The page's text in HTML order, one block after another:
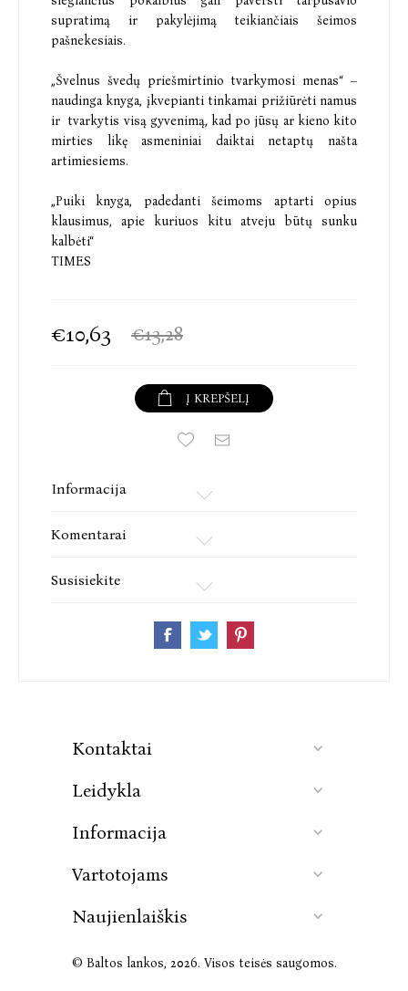
supratimą ir pakylėjimą teikiančiais šeimos
pašnekesiais.
„Švelnus švedų priešmirtinio tvarkymosi menas“ –
naudinga knyga, įkvepianti tinkamai prižiūrėti namus
ir tvarkytis visą gyvenimą, kad po jūsų ar kieno kito
mirties likę asmeniniai daiktai netaptų našta
artimiesiems.
„Puiki knyga, padedanti šeimoms aptarti opius
klausimus, apie kuriuos kitu atveju būtų sunku
kalbėti“
TIMES
€10,63 €13,28
Į KREPŠELĮ
Informacija
Komentarai
Susisiekite
Kontaktai
Leidykla
Informacija
Vartotojams
Naujienlaiškis
© Baltos lankos, 2026. Visos teisės saugomos.